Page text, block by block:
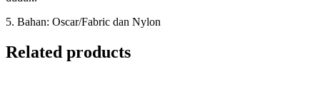
5. Bahan: Oscar/Fabric dan Nylon
Related products